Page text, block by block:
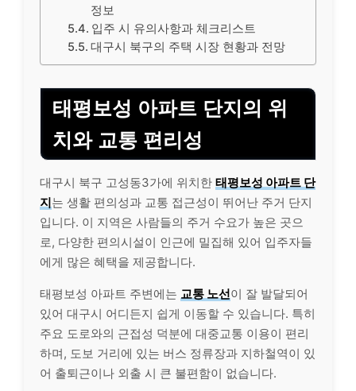
정보
입주 시 유의사항과 체크리스트
대구시 북구의 주택 시장 현황과 전망
태평보성 아파트 단지의 위
치와 교통 편리성
대구시 북구 고성동3가에 위치한 태평보성 아파트 단
지는 생활 편의성과 교통 접근성이 뛰어난 주거 단지
입니다. 이 지역은 사람들의 주거 수요가 높은 곳으
로, 다양한 편의시설이 인근에 밀집해 있어 입주자들
에게 많은 혜택을 제공합니다.
태평보성 아파트 주변에는 교통 노선이 잘 발달되어
있어 대구시 어디든지 쉽게 이동할 수 있습니다. 특히
주요 도로와의 근접성 덕분에 대중교통 이용이 편리
하며, 도보 거리에 있는 버스 정류장과 지하철역이 있
어 출퇴근이나 외출 시 큰 불편함이 없습니다.